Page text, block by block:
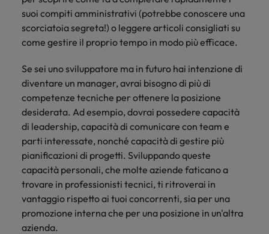
suoi compiti amministrativi (potrebbe conoscere una
scorciatoia segreta!) o leggere articoli consigliati su
come gestire il proprio tempo in modo più efficace.
Se sei uno sviluppatore ma in futuro hai intenzione di
diventare un manager, avrai bisogno di più di
competenze tecniche per ottenere la posizione
desiderata. Ad esempio, dovrai possedere capacità
di leadership, capacità di comunicare con team e
parti interessate, nonché capacità di gestire più
pianificazioni di progetti. Sviluppando queste
capacità personali, che molte aziende faticano a
trovare in professionisti tecnici, ti ritroverai in
vantaggio rispetto ai tuoi concorrenti, sia per una
promozione interna che per una posizione in un'altra
azienda.